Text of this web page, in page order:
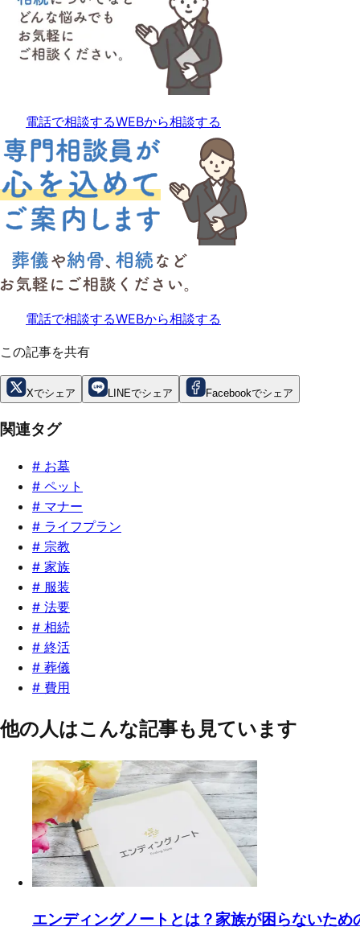
電話で相談するWEBから相談する
電話で相談するWEBから相談する
この記事を共有
Xでシェア LINEでシェア Facebookでシェア
関連タグ
# お墓
# ペット
# マナー
# ライフプラン
# 宗教
# 家族
# 服装
# 法要
# 相続
# 終活
# 葬儀
# 費用
他の人はこんな記事も見ています
エンディングノートとは？家族が困らないた